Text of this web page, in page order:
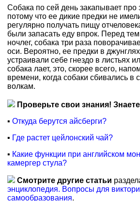
Собака по сей день закапывает про
потому что ее дикие предки не
регулярно получать пищу
были запасать еду впрок. Перед тем
ночлег, собака три раза
оси. Вероятно, ее предки в
устраивали себе гнездо в листьях
собака лает, это, скорее всего,
времени, когда собаки сбивались в
волкам.
Проверьте свои знания!
▪ Откуда берутся айсберги?
▪ Где растет цейлонский чай?
▪ Какие функции при английском
камергер стула?
Смотрите другие статьи
энциклопедия. Вопросы для
самообразования.